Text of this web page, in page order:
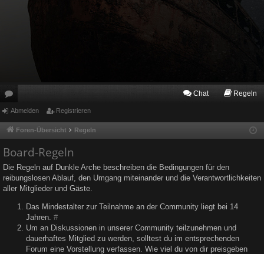
or
en
Chat Regeln
Abmelden Registrieren
Foren-Übersicht Regeln
Board-Regeln
Die Regeln auf Dunkle Arche beschreiben die Bedingungen für den
reibungslosen Ablauf, den Umgang miteinander und die Verantwortlichkeiten
aller Mitglieder und Gäste.
Das Mindestalter zur Teilnahme an der Community liegt bei 14
Jahren. #
Um an Diskussionen in unserer Community teilzunehmen und
dauerhaftes Mitglied zu werden, solltest du im entsprechenden
Forum eine Vorstellung verfassen. Wie viel du von dir preisgeben